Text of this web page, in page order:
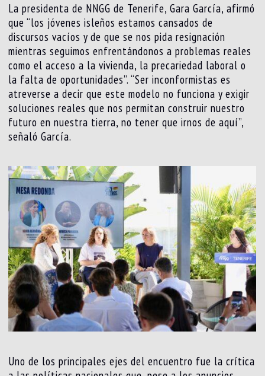
La presidenta de NNGG de Tenerife, Gara García, afirmó
que “los jóvenes isleños estamos cansados de
discursos vacíos y de que se nos pida resignación
mientras seguimos enfrentándonos a problemas reales
como el acceso a la vivienda, la precariedad laboral o
la falta de oportunidades”. “Ser inconformistas es
atreverse a decir que este modelo no funciona y exigir
soluciones reales que nos permitan construir nuestro
futuro en nuestra tierra, no tener que irnos de aquí”,
señaló García.
Uno de los principales ejes del encuentro fue la crítica